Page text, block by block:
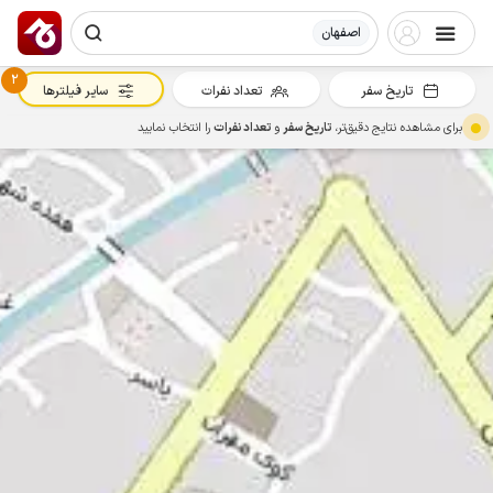
اصفهان
تاریخ سفر تعداد نفرات
2
سایر فیلترها
برای مشاهده نتایج دقیق‌تر، تاریخ سفرو تعداد نفراترا انتخاب نمایید